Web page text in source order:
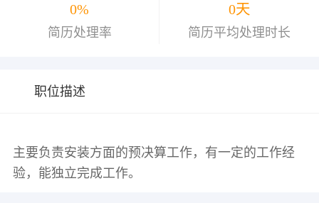
0%
简历处理率
0天
简历平均处理时长
职位描述
主要负责安装方面的预决算工作，有一定的工作经